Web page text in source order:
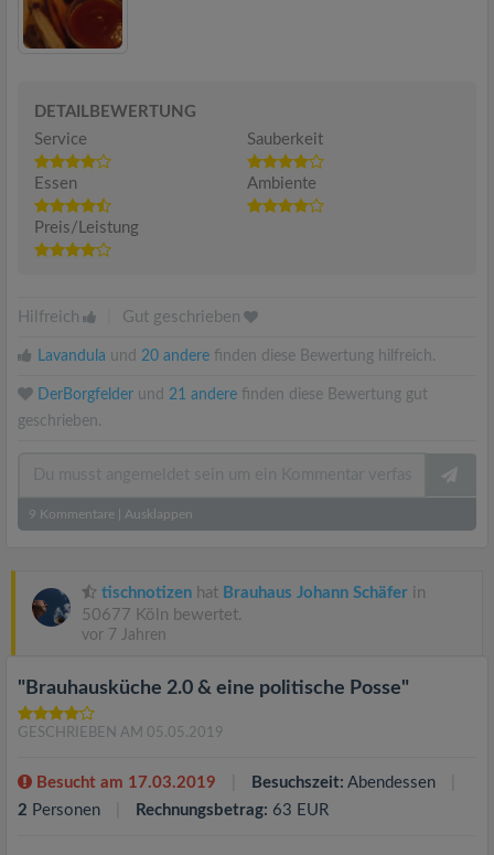
DETAILBEWERTUNG
Service
Sauberkeit
Essen Ambiente
Preis/Leistung
Hilfreich Gut geschrieben
Lavandula und 20 andere finden diese Bewertung hilfreich.
DerBorgfelder und 21 andere finden diese Bewertung gut
geschrieben.
9 Kommentare Ausklappen
tischnotizen hat Brauhaus Johann Schäfer in
50677 Köln bewertet.
vor 7 Jahren
"Brauhausküche 2.0 & eine politische Posse"
GESCHRIEBEN AM 05.05.2019
Besucht am 17.03.2019 Besuchszeit: Abendessen
2 Personen Rechnungsbetrag: 63 EUR